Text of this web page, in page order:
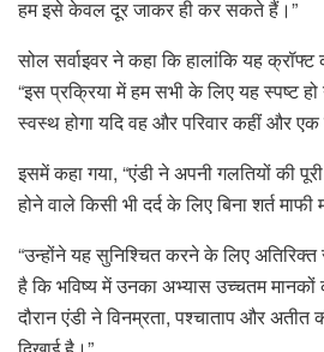
हम इसे केवल दूर जाकर ही कर सकते हैं।”
सोल सर्वाइवर ने कहा कि हालांकि यह
“इस प्रक्रिया में हम सभी के लिए यह स्पष्ट
स्वस्थ होगा यदि वह और परिवार कहीं और
इसमें कहा गया, “एंडी ने अपनी गलतियों की
होने वाले किसी भी दर्द के लिए बिना शर्त माफी
“उन्होंने यह सुनिश्चित करने के लिए अतिरिक्त
है कि भविष्य में उनका अभ्यास उच्चतम मानकों
दौरान एंडी ने विनम्रता, पश्चाताप और